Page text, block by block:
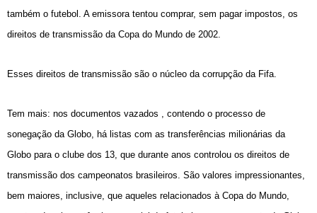
também o futebol. A emissora tentou comprar, sem pagar impostos, os
direitos de transmissão da Copa do Mundo de 2002.
Esses direitos de transmissão são o núcleo da corrupção da Fifa.
Tem mais: nos documentos vazados
, contendo o processo de
sonegação da Globo, há listas com as transferências milionárias da
Globo para o clube dos 13, que durante anos controlou os direitos de
transmissão dos campeonatos brasileiros. São valores impressionantes,
bem maiores, inclusive, que aqueles relacionados à Copa do Mundo,